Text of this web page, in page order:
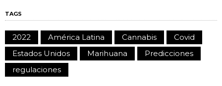
TAGS
2022 América Latina Cannabis
Covid
Estados Unidos
Marihuana
Predicciones
regulaciones